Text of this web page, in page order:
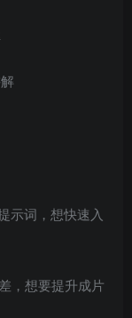
示词，想快速入
，想要提升成片